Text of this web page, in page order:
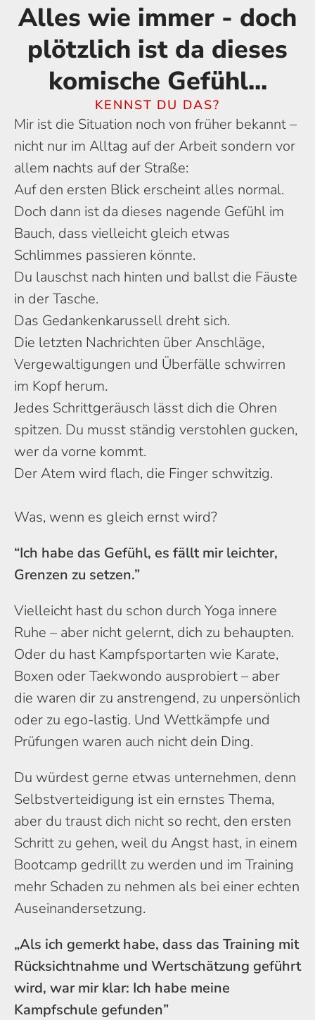
Alles wie immer - doch
plötzlich ist da dieses
komische Gefühl...
KENNST DU DAS?
Mir ist die Situation noch von früher bekannt –
nicht nur im Alltag auf der Arbeit sondern vor
allem nachts auf der Straße:
Auf den ersten Blick erscheint alles normal.
Doch dann ist da dieses nagende Gefühl im
Bauch, dass vielleicht gleich etwas
Schlimmes passieren könnte.
Du lauschst nach hinten und ballst die Fäuste
in der Tasche.
Das Gedankenkarussell dreht sich.
Die letzten Nachrichten über Anschläge,
Vergewaltigungen und Überfälle schwirren
im Kopf herum.
Jedes Schrittgeräusch lässt dich die Ohren
spitzen. Du musst ständig verstohlen gucken,
wer da vorne kommt.
Der Atem wird flach, die Finger schwitzig.
Was, wenn es gleich ernst wird?
“Ich habe das Gefühl, es fällt mir leichter,
Grenzen zu setzen.”
Vielleicht hast du schon durch Yoga innere
Ruhe – aber nicht gelernt, dich zu behaupten.
Oder du hast Kampfsportarten wie Karate,
Boxen oder Taekwondo ausprobiert – aber
die waren dir zu anstrengend, zu unpersönlich
oder zu ego-lastig. Und Wettkämpfe und
Prüfungen waren auch nicht dein Ding.
Du würdest gerne etwas unternehmen, denn
Selbstverteidigung ist ein ernstes Thema,
aber du traust dich nicht so recht, den ersten
Schritt zu gehen, weil du Angst hast, in einem
Bootcamp gedrillt zu werden und im Training
mehr Schaden zu nehmen als bei einer echten
Auseinandersetzung.
„Als ich gemerkt habe, dass das Training mit
Rücksichtnahme und Wertschätzung geführt
wird, war mir klar: Ich habe meine
Kampfschule gefunden”